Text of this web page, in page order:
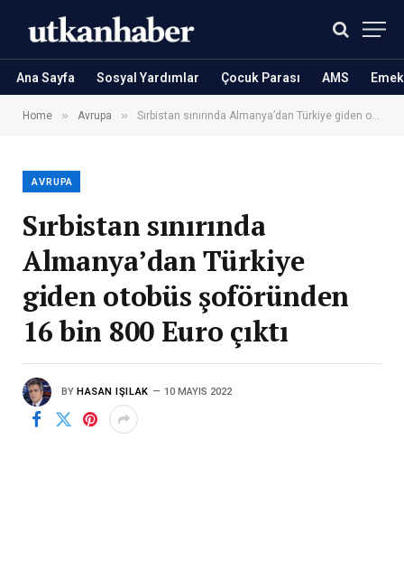
Ana Sayfa Sosyal Yardımlar Çocuk Parası AMS
Home » Avrupa » Sırbistan sınırında Almanya’dan Türkiye giden otobüs şoföründen 16 bin 800 Euro çıktı
AVRUPA
Sırbistan sınırında
Almanya’dan Türkiye
giden otobüs şoföründen
16 bin 800 Euro çıktı
BY HASAN IŞILAK 10 MAYIS 2022